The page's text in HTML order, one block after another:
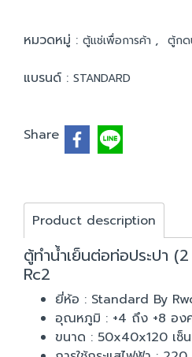
หมวดหมู่ : ตู้แช่เพื่อการค้า , ตู้กด
แบรนด์ : STANDARD
Share
Product description
ตู้ทำน้ำเย็นต่อท่อประปา
Rc2
ยี่ห้อ : Standard By
อุณหภูมิ : +4 ถึง +8 องศ
ขนาด : 50x40x120 เซ็